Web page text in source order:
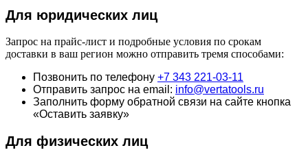
Для юридических лиц
Запрос на прайс-лист и подробные условия по срокам
доставки в ваш регион можно отправить тремя способами:
Позвонить по телефону +7 343 221-03-11
Отправить запрос на email: info@vertatools.ru
Заполнить форму обратной связи на сайте кнопка
«Оставить заявку»
Для физических лиц